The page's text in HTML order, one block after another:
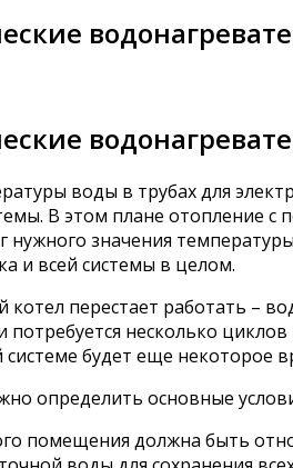
воды в трубах для
В этом плане отопление
нужного значения
и всей системы в целом.
котел перестает работать –
потребуется несколько
будет еще некоторое
определить основные
помещения должна быть